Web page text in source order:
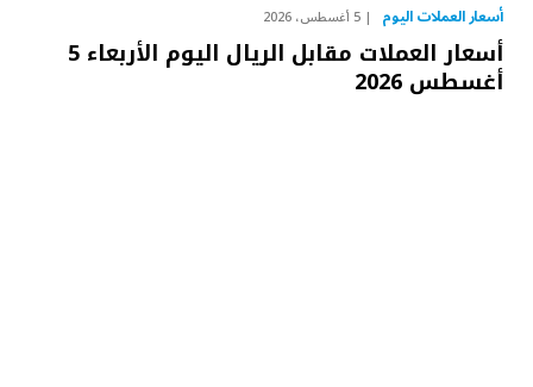
أسعار العملات اليوم 5 أغسطس، 2026
أسعار العملات مقابل الريال اليوم الأربعاء 5
أغسطس 2026